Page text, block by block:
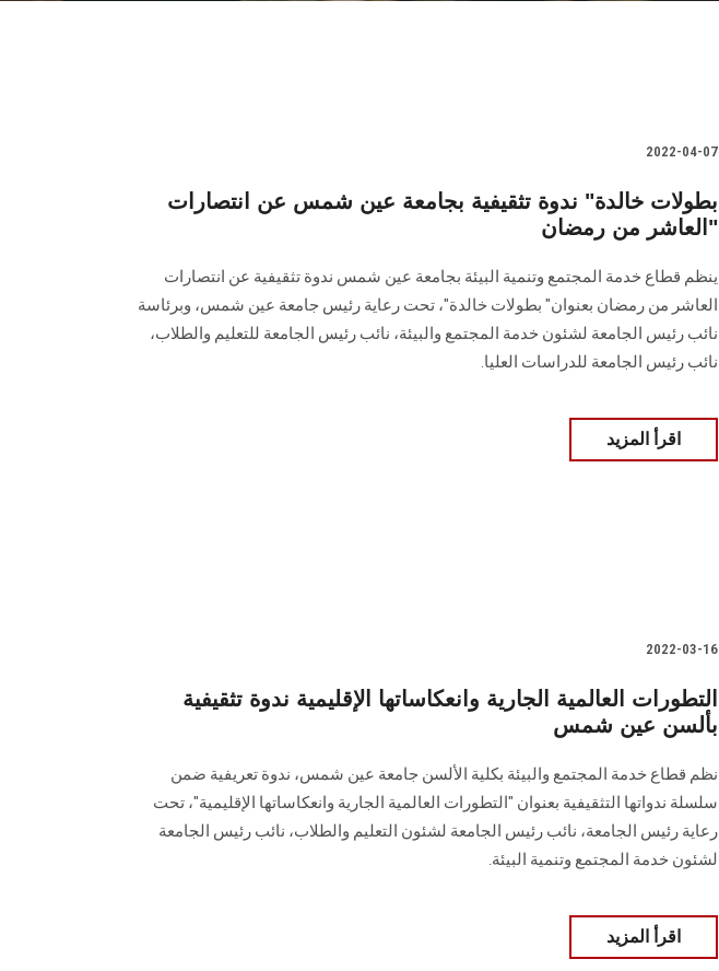
2022-04-07
بطولات خالدة" ندوة تثقيفية بجامعة عين شمس عن انتصارات
العاشر من رمضان"
ينظم قطاع خدمة المجتمع وتنمية البيئة بجامعة عين شمس ندوة تثقيفية عن انتصارات
العاشر من رمضان بعنوان" بطولات خالدة"، تحت رعاية رئيس جامعة عين شمس، وبرئاسة
نائب رئيس الجامعة لشئون خدمة المجتمع والبيئة، نائب رئيس الجامعة للتعليم والطلاب،
نائب رئيس الجامعة للدراسات العليا.
اقرأ المزيد
2022-03-16
التطورات العالمية الجارية وانعكاساتها الإقليمية ندوة تثقيفية
بألسن عين شمس
نظم قطاع خدمة المجتمع والبيئة بكلية الألسن جامعة عين شمس، ندوة تعريفية ضمن
سلسلة ندواتها التثقيفية بعنوان "التطورات العالمية الجارية وانعكاساتها الإقليمية"، تحت
رعاية رئيس الجامعة، نائب رئيس الجامعة لشئون التعليم والطلاب، نائب رئيس الجامعة
لشئون خدمة المجتمع وتنمية البيئة.
اقرأ المزيد